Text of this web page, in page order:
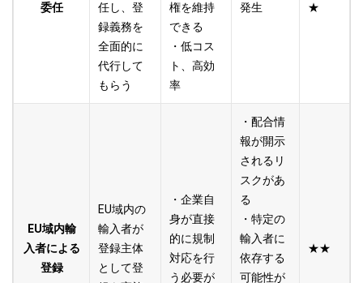
委任
任し、登
録義務を
全面的に
代行して
もらう
権を維持
できる
・低コス
ト、高効
率
発生
★
EU域内輸
入者による
登録
EU域内の
輸入者が
登録主体
として登
・企業自
身が直接
的に規制
対応を行
う必要が
・配合情
報が開示
されるリ
スクがあ
る
・特定の
輸入者に
依存する
可能性が
★★